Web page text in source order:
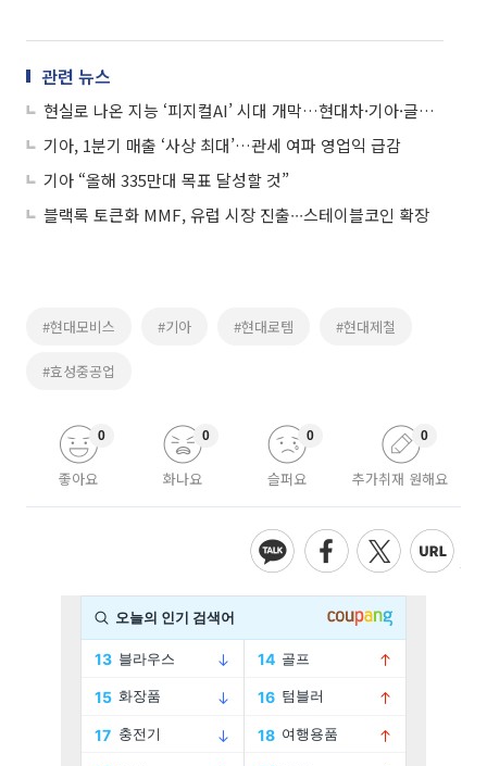
관련 뉴스
현실로 나온 지능 ‘피지컬AI’ 시대 개막…현대차·기아·글로비스 ‘밸류에이션 할증’ 본격화
기아, 1분기 매출 ‘사상 최대’…관세 여파 영업익 급감
기아 “올해 335만대 목표 달성할 것”
블랙록 토큰화 MMF, 유럽 시장 진출∙∙∙스테이블코인 확장
#현대모비스 #기아 #현대로템 #현대제철
#효성중공업
좋아요
0
화나요
0
슬퍼요
0
추가취재 원해요
0